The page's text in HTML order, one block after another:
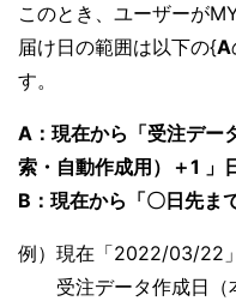
このとき、ユーザーが
届け日の範囲は以下の{A
す。
A：現在から「受注デー
索・自動作成用）＋1 」
B：現在から「〇日先ま
例）現在「2022/03/22」
受注データ作成日（